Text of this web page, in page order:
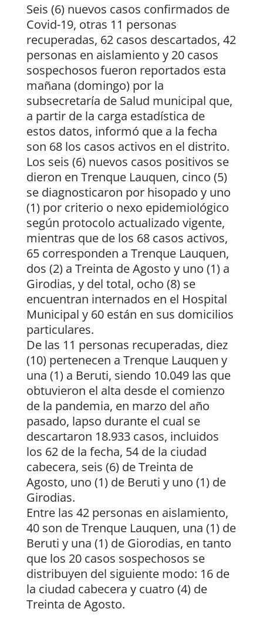
Seis (6) nuevos casos confirmados de
Covid-19, otras 11 personas
recuperadas, 62 casos descartados, 42
personas en aislamiento y 20 casos
sospechosos fueron reportados esta
mañana (domingo) por la
subsecretaría de Salud municipal que,
a partir de la carga estadística de
estos datos, informó que a la fecha
son 68 los casos activos en el distrito.
Los seis (6) nuevos casos positivos se
dieron en Trenque Lauquen, cinco (5)
se diagnosticaron por hisopado y uno
(1) por criterio o nexo epidemiológico
según protocolo actualizado vigente,
mientras que de los 68 casos activos,
65 corresponden a Trenque Lauquen,
dos (2) a Treinta de Agosto y uno (1) a
Girodias, y del total, ocho (8) se
encuentran internados en el Hospital
Municipal y 60 están en sus domicilios
particulares.
De las 11 personas recuperadas, diez
(10) pertenecen a Trenque Lauquen y
una (1) a Beruti, siendo 10.049 las que
obtuvieron el alta desde el comienzo
de la pandemia, en marzo del año
pasado, lapso durante el cual se
descartaron 18.933 casos, incluidos
los 62 de la fecha, 54 de la ciudad
cabecera, seis (6) de Treinta de
Agosto, uno (1) de Beruti y uno (1) de
Girodias.
Entre las 42 personas en aislamiento,
40 son de Trenque Lauquen, una (1) de
Beruti y una (1) de Giorodias, en tanto
que los 20 casos sospechosos se
distribuyen del siguiente modo: 16 de
la ciudad cabecera y cuatro (4) de
Treinta de Agosto.